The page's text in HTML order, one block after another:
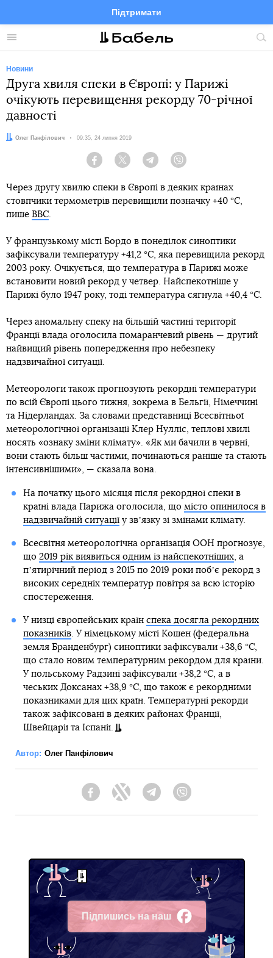
Меню
Підтримати
FacebookTelegramTwitter
Новини
Друга хвиля спеки в Європі: у Парижі
очікують перевищення рекорду 70-річної
давності
Автор:
Олег Панфілович Дата:
09:35, 24 липня 2019
Facebook Twitter Telegram
Через другу хвилю спеки в Європі в деяких країнах
стовпчики термометрів перевищили позначку +40 °C,
пише ВВС.
У французькому місті Бордо в понеділок синоптики
зафіксували температуру +41,2 °C, яка перевищила рекорд
2003 року. Очікується, що температура в Парижі може
встановити новий рекорд у четвер. Найспекотніше у
Парижі було 1947 року, тоді температура сягнула +40,4 °C.
Через аномальну спеку на більшій частині території
Франції влада оголосила помаранчевий рівень — другий
найвищий рівень попередження про небезпеку
надзвичайної ситуації.
Метеорологи також прогнозують рекордні температури
по всій Європі цього тижня, зокрема в Бельгії, Німеччині
та Нідерландах. За словами представниці Всесвітньої
метеорологічної організації Клер Нулліс, теплові хвилі
носять «ознаку зміни клімату». «Як ми бачили в червні,
вони стають більш частими, починаються раніше та стають
інтенсивнішими», — сказала вона.
На початку цього місяця після рекордної спеки в
країні влада Парижа оголосила, що місто опинилося в
надзвичайній ситуаціїу звʼязку зі змінами клімату.
Всесвітня метеорологічна організація ООН прогнозує,
що 2019 рік виявиться одним із найспекотніших, а
пʼятирічний період з 2015 по 2019 роки побʼє рекорд з
високих середніх температур повітря за всю історію
спостереження.
У низці європейських країн спека досягла рекордних
показників. У німецькому місті Кошен (федеральна
земля Бранденбург) синоптики зафіксували +38,6 °C,
що стало новим температурним рекордом для країни.
У польському Радзині зафіксували +38,2 °C, а в
чеських Доксанах +38,9 °C, що також є рекордними
показниками для цих країн. Температурні рекорди
також зафіксовані в деяких районах Франції,
Швейцарії та Іспанії.
Автор: Олег Панфілович
FacebookTwitter Telegram
Підпишись на наш
Facebook